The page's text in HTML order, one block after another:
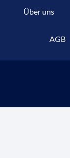
Über uns
AGB